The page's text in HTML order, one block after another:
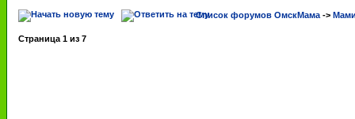
Список форумов ОмскМама ->
Страница 1 из 7